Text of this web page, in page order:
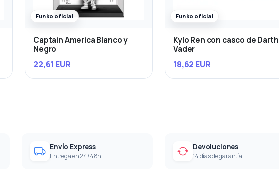
Funko oficial
Captain America Blanco y
Negro
22,61 EUR
Funko oficial
Kylo Ren con casco de Darth
Vader
18,62 EUR
Envío Express
Entrega en 24/48h
Devoluciones
14 días de garantía